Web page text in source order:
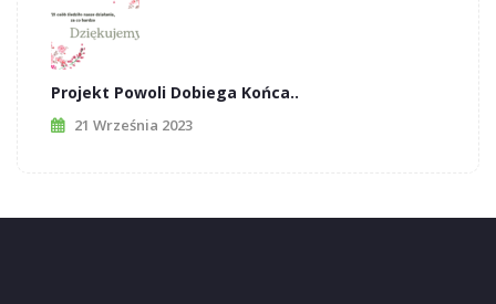
Projekt Powoli Dobiega Końca..
21 Września 2023